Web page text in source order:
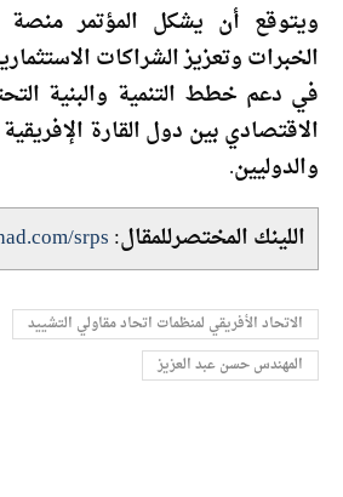
ويتوقع أن يشكل المؤتمر منصة
الخبرات وتعزيز الشراكات
في دعم خطط التنمية والبنية
الاقتصادي بين دول القارة
والدوليين.
اللينك المختصرللمقال:srps
الاتحاد الأفريقي لمنظمات اتحاد مقاولي التشييد
المهندس حسن عبد العزيز